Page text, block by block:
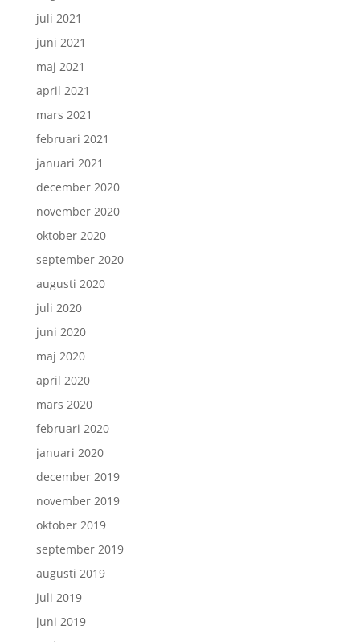
juli 2021
juni 2021
maj 2021
april 2021
mars 2021
februari 2021
januari 2021
december 2020
november 2020
oktober 2020
september 2020
augusti 2020
juli 2020
juni 2020
maj 2020
april 2020
mars 2020
februari 2020
januari 2020
december 2019
november 2019
oktober 2019
september 2019
augusti 2019
juli 2019
juni 2019